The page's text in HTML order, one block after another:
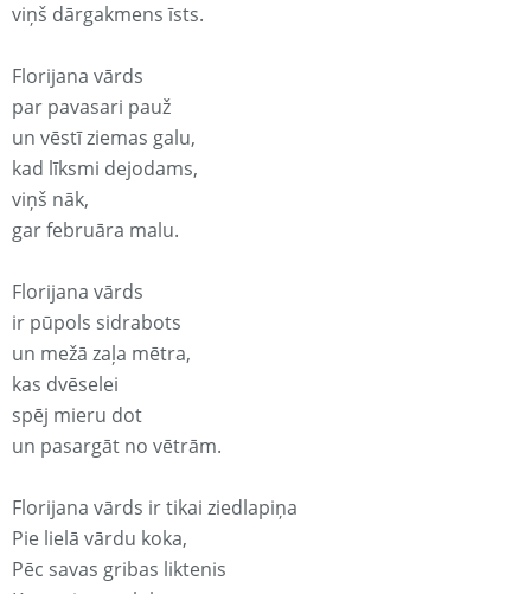
viņš dārgakmens īsts.
Florijana vārds
par pavasari pauž
un vēstī ziemas galu,
kad līksmi dejodams,
viņš nāk,
gar februāra malu.
Florijana vārds
ir pūpols sidrabots
un mežā zaļa mētra,
kas dvēselei
spēj mieru dot
un pasargāt no vētrām.
Florijana vārds ir tikai ziedlapiņa
Pie lielā vārdu koka,
Pēc savas gribas liktenis